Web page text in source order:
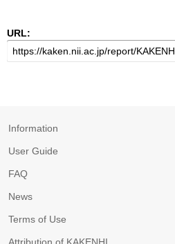
URL:
Information
User Guide
FAQ
News
Terms of Use